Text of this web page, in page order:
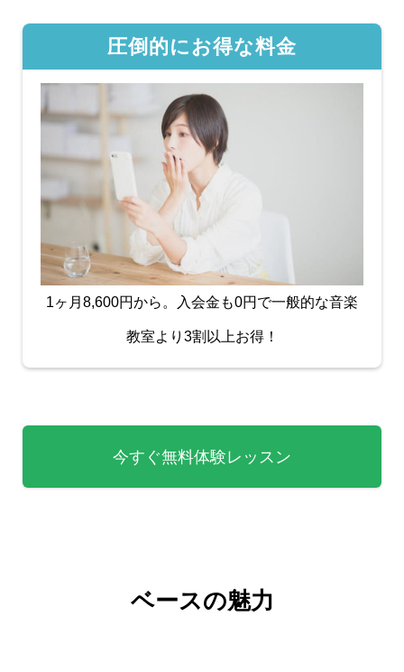
圧倒的にお得な料金
1ヶ月8,600円から。入会金も0円で一般的な音楽
教室より3割以上お得！
今すぐ無料体験レッスン
ベースの魅力